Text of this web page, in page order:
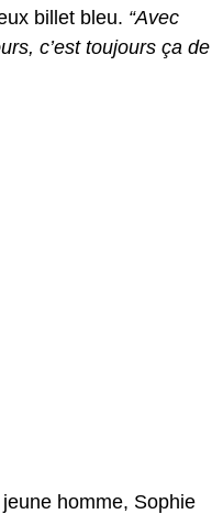
billet bleu. “Avec
c’est toujours ça de
jeune homme, Sophie